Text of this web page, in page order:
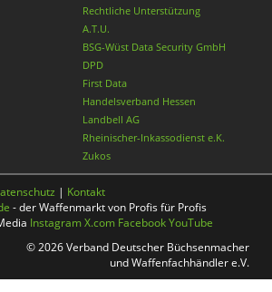
Rechtliche Unterstützung
A.T.U.
BSG-Wüst Data Security GmbH
DPD
First Data
Handelsverband Hessen
Landbell AG
Rheinischer-Inkassodienst e.K.
Zukos
| Kontakt
- der Waffenmarkt von Profis für Profis
InstagramX.com FacebookYouTube
© 2026 Verband Deutscher Büchsenmacher
und Waffenfachhändler e.V.